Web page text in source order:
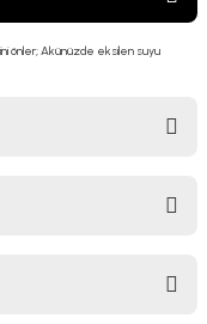
önler; Akünüzde eksilen suyu